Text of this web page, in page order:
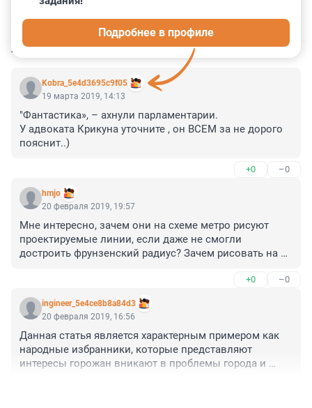
КОММЕНТАРИИ 25
Kobra_5e4d3695c9f05
Подробнее в профиле
19 марта 2019, 14:13
"Фантастика», – ахнули парламентарии.
У адвоката Крикуна уточните , он ВСЕМ за не дорого
пояснит..)
+0 –0
hmjo
20 февраля 2019, 19:57
Мне интересно, зачем они на схеме метро рисуют
проектируемые линии, если даже не смогли
достроить фрунзенский радиус? Зачем рисовать на
всего, в ближайшие десятилетия она не появится?
+0 –0
ingineer_5e4ce8b8a84d3
20 февраля 2019, 16:56
Данная статья является характерным примером как
народные избранники, которые представляют
интересы горожан вникают в проблемы города и